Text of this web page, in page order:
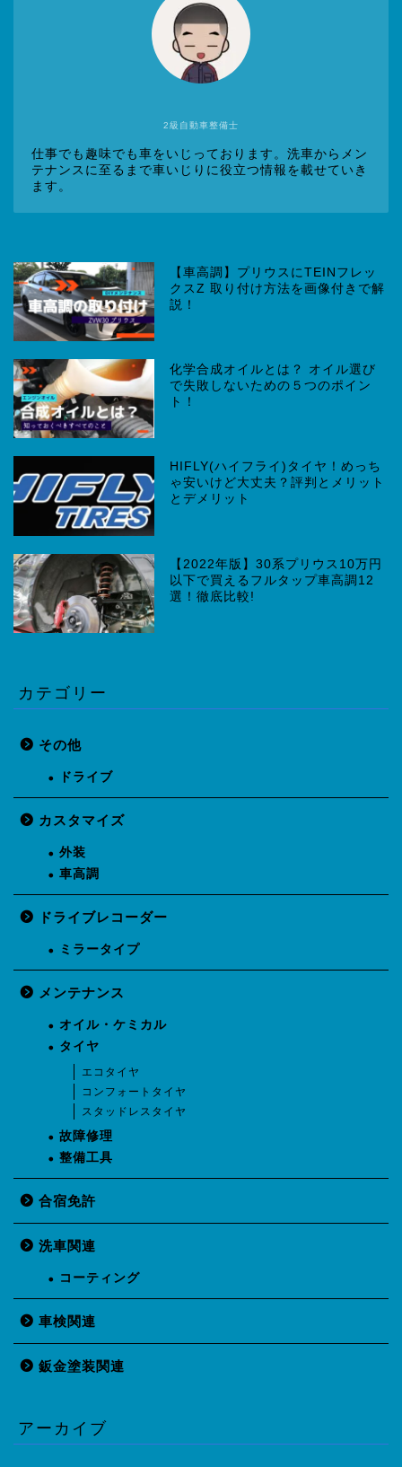
2級自動車整備士
仕事でも趣味でも車をいじっております。洗車からメン
テナンスに至るまで車いじりに役立つ情報を載せていき
ます。
【車高調】プリウスにTEINフレッ
クスZ 取り付け方法を画像付きで解
説！
化学合成オイルとは？ オイル選び
で失敗しないための５つのポイン
ト！
HIFLY(ハイフライ)タイヤ！めっち
ゃ安いけど大丈夫？評判とメリット
とデメリット
【2022年版】30系プリウス10万円
以下で買えるフルタップ車高調12
選！徹底比較!
カテゴリー
その他
ドライブ
カスタマイズ
外装
車高調
ドライブレコーダー
ミラータイプ
メンテナンス
オイル・ケミカル
タイヤ
エコタイヤ
コンフォートタイヤ
スタッドレスタイヤ
故障修理
整備工具
合宿免許
洗車関連
コーティング
車検関連
鈑金塗装関連
アーカイブ